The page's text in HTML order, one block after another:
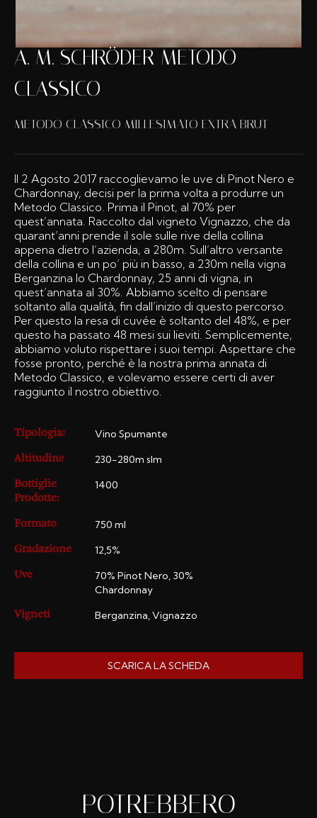
A. M. SCHRÖDER METODO
CLASSICO
METODO CLASSICO MILLESIMATO EXTRA BRUT
Il 2 Agosto 2017 raccoglievamo le uve di Pinot Nero e
Chardonnay, decisi per la prima volta a produrre un
Metodo Classico. Prima il Pinot, al 70% per
quest’annata. Raccolto dal vigneto Vignazzo, che da
quarant’anni prende il sole sulle rive della collina
appena dietro l’azienda, a 280m. Sull’altro versante
della collina e un po’ più in basso, a 230m nella vigna
Berganzina lo Chardonnay, 25 anni di vigna, in
quest’annata al 30%. Abbiamo scelto di pensare
soltanto alla qualità, fin dall’inizio di questo percorso.
Per questo la resa di cuvée è soltanto del 48%, e per
questo ha passato 48 mesi sui lieviti. Semplicemente,
abbiamo voluto rispettare i suoi tempi. Aspettare che
fosse pronto, perché è la nostra prima annata di
Metodo Classico, e volevamo essere certi di aver
raggiunto il nostro obiettivo.
Tipologia: Vino Spumante
Altitudine 230-280m slm
Bottiglie
Prodotte:
1400
Formato 750 ml
Gradazione 12,5%
Uve
70% Pinot Nero, 30%
Chardonnay
Vigneti Berganzina, Vignazzo
SCARICA LA SCHEDA
POTREBBERO